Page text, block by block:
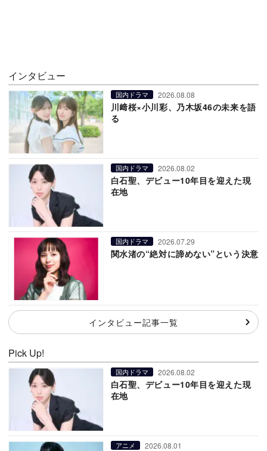
インタビュー
国内ドラマ 2026.08.08
川﨑桜×小川彩、乃木坂46の未来を語
る
国内ドラマ 2026.08.02
白石聖、デビュー10年目を迎えた現
在地
国内ドラマ 2026.07.29
関水渚の“絶対に諦めない”という決意
インタビュー記事一覧
Pick Up!
国内ドラマ 2026.08.02
白石聖、デビュー10年目を迎えた現
在地
アニメ 2026.08.01